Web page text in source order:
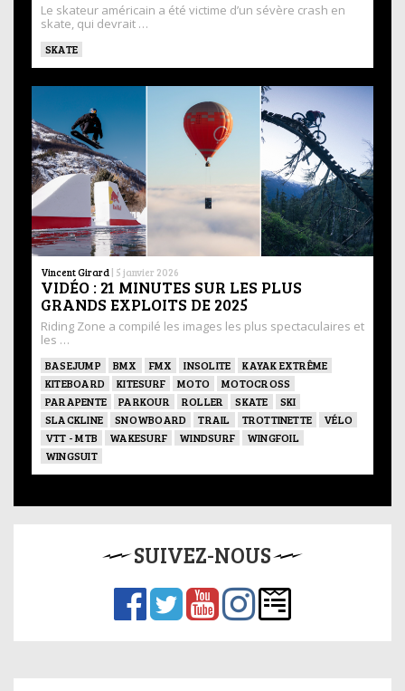
Le skateur américain a été victime d’un sévère crash en
skate, qui devrait …
SKATE
Vincent Girard | 5 janvier 2026
VIDÉO : 21 MINUTES SUR LES PLUS
GRANDS EXPLOITS DE 2025
Riding Zone a compilé les images les plus spectaculaires et
les …
BASEJUMP BMX FMX INSOLITE
KAYAK EXTRÊME
KITEBOARD
KITESURF MOTO
MOTOCROSS
PARAPENTE
PARKOUR ROLLER SKATE
SKI
SLACKLINE
SNOWBOARD TRAIL TROTTINETTE
VÉLO
VTT - MTB
WAKESURF WINDSURF
WINGFOIL
WINGSUIT
SUIVEZ-NOUS